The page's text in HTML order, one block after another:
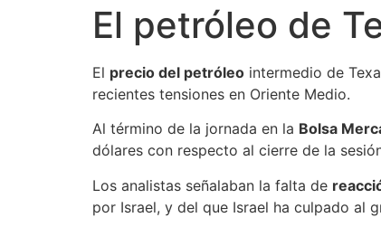
El petróleo de
El precio del petróleo intermedio de
recientes tensiones en Oriente Medio.
Al término de la jornada en la Bolsa
dólares con respecto al cierre de la
Los analistas señalaban la falta de
por Israel, y del que Israel ha culpado al